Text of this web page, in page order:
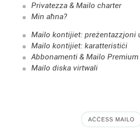
Privatezza & Mailo charter
Min aħna?
Mailo kontijiet: preżentazzjoni
Mailo kontijiet: karatteristiċi
Abbonamenti & Mailo Premium
Mailo diska virtwali
AĊĊESS MAILO